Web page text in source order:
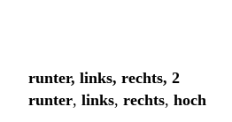
runter, links, rechts, 2
runter, links, rechts, hoch